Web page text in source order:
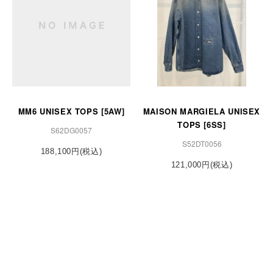
MM6 UNISEX TOPS [5AW]
S62DG0057
188,100円(税込)
MAISON MARGIELA UNISEX
TOPS [6SS]
S52DT0056
121,000円(税込)